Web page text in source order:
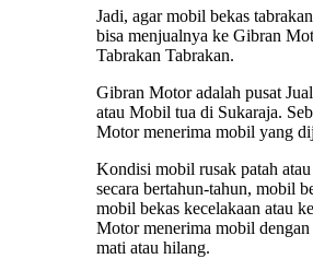
Jadi, agar mobil bekas
bisa menjualnya ke Gibran
Tabrakan Tabrakan.
Gibran Motor adalah pusat
atau Mobil tua di Sukaraja.
Motor menerima mobil yang
Kondisi mobil rusak patah
secara bertahun-tahun, mobil
mobil bekas kecelakaan atau
Motor menerima mobil
mati atau hilang.